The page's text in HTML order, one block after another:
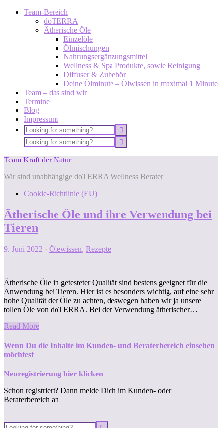
Team-Bereich
dōTERRA
Ätherische Öle
Einzelöle
Ölmischungen
Nahrungsergänzungsmittel
Wellness & Spa Produkte, sowie Reinigung
Diffuser & Zubehör
Deine Ölminute – Ölwissen in maximal 1 Minute
Team – das sind wir
Termine
Blog
Impressum
Team Kraft der Natur
Wir sind unabhängige doTERRA Wellness Berater
Cookie-Richtlinie (EU)
Ätherische Öle und ihre Verwendung bei
Tieren
9. Juni 2022 · Ölewissen, Rezepte
Ätherische Öle in getesteter Qualität sind bestens geeignet für die
Anwendung bei Tieren. Hier ist es besonders wichtig, auf eine sehr
hohe Qualität der Öle zu achten, deswegen haben wir ja unsere
tollen Öle von doTERRA. Bei der Verwendung ätherischer…
Read More
Wenn Du die Inhalte im Kunden- und Beraterbereich einsehen
möchtest
Neuregistrierung hier klicken
Schon registriert? Dann melde Dich im Kunden- oder
Beraterbereich an